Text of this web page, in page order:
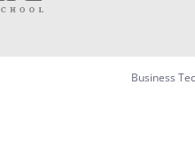
Business